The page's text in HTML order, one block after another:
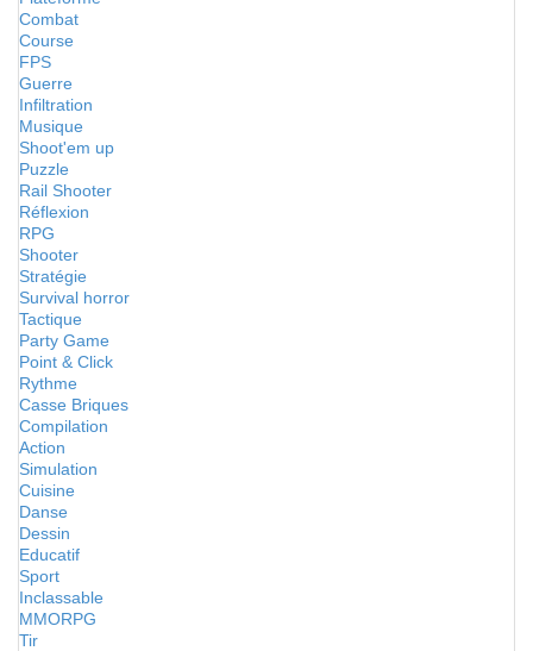
Combat
Course
FPS
Guerre
Infiltration
Musique
Shoot'em up
Puzzle
Rail Shooter
Réflexion
RPG
Shooter
Stratégie
Survival horror
Tactique
Party Game
Point & Click
Rythme
Casse Briques
Compilation
Action
Simulation
Cuisine
Danse
Dessin
Educatif
Sport
Inclassable
MMORPG
Tir